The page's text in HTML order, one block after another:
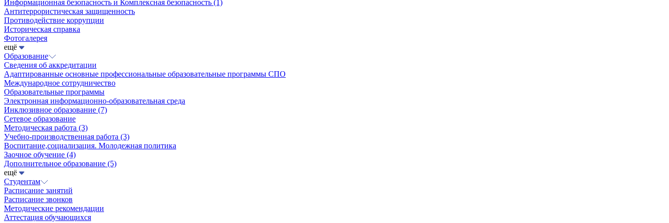
Информационная безопасность и Комплексная безопасность (1)
Антитеррористическая защищенность
Противодействие коррупции
Историческая справка
Фотогалерея
ещё
Образование
Сведения об аккредитации
Адаптированные основные профессиональные образовательные программы СПО
Международное сотрудничество
Образовательные программы
Электронная информационно-образовательная среда
Инклюзивное образование (7)
Сетевое образование
Методическая работа (3)
Учебно-производственная работа (3)
Воспитание,социализация. Молодежная политика
Заочное обучение (4)
Дополнительное образование (5)
ещё
Студентам
Расписание занятий
Расписание звонков
Методические рекомендации
Аттестация обучающихся